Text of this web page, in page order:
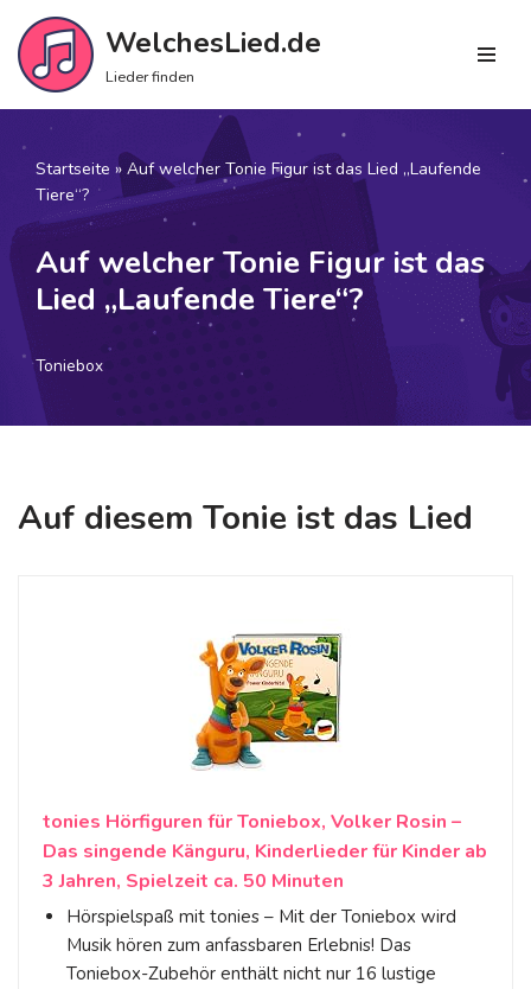
Zum
Inhalt
springen
WelchesLied.de
Lieder finden
Startseite »Auf welcher Tonie Figur ist das Lied „Laufende
Tiere“?
Auf welcher Tonie Figur ist das
Lied „Laufende Tiere“?
Toniebox
Auf diesem Tonie ist das Lied
tonies Hörfiguren für Toniebox, Volker Rosin –
Das singende Känguru, Kinderlieder für Kinder ab
3 Jahren, Spielzeit ca. 50 Minuten
Hörspielspaß mit tonies – Mit der Toniebox wird
Musik hören zum anfassbaren Erlebnis! Das
Toniebox-Zubehör enthält nicht nur 16 lustige